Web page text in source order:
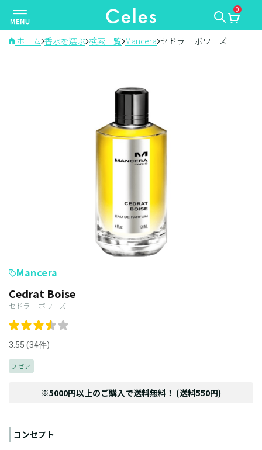
ナ
ビ
ゲ
0
ホーム 香水を選ぶ 検索一覧 Mancera セドラー ボワーズ
Mancera
Cedrat Boise
セドラー ボワーズ
3.55 (34件)
フゼア
※5000円以上のご購入で送料無料！ (送料550円)
コンセプト